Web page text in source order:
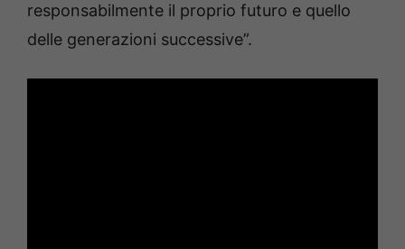
responsabilmente il proprio futuro e quello
delle generazioni successive”.